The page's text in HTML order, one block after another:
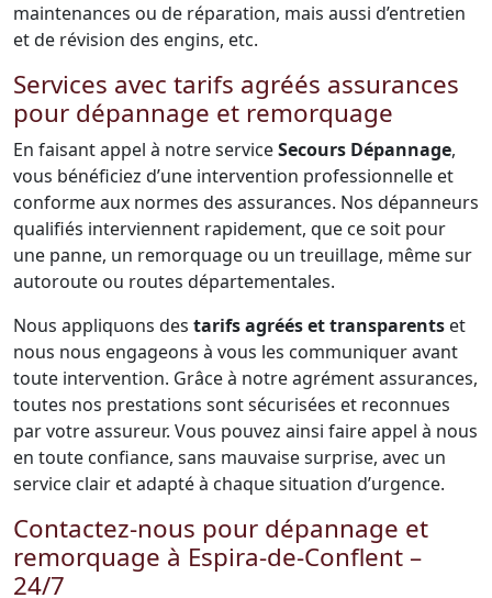
maintenances ou de réparation, mais aussi d’entretien
et de révision des engins, etc.
Services avec tarifs agréés assurances
pour dépannage et remorquage
En faisant appel à notre serviceSecours Dépannage,
vous bénéficiez d’une intervention professionnelle et
conforme aux normes des assurances. Nos dépanneurs
qualifiés interviennent rapidement, que ce soit pour
une panne, un remorquage ou un treuillage, même sur
autoroute ou routes départementales.
Nous appliquons des tarifs agréés et transparents et
nous nous engageons à vous les communiquer avant
toute intervention. Grâce à notre agrément assurances,
toutes nos prestations sont sécurisées et reconnues
par votre assureur. Vous pouvez ainsi faire appel à nous
en toute confiance, sans mauvaise surprise, avec un
service clair et adapté à chaque situation d’urgence.
Contactez-nous pour dépannage et
remorquage à Espira-de-Conflent –
24/7